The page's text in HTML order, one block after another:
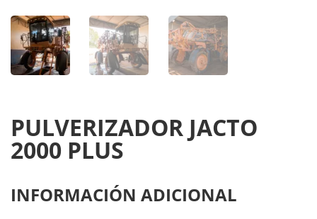
PULVERIZADOR JACTO
2000 PLUS
INFORMACIÓN ADICIONAL